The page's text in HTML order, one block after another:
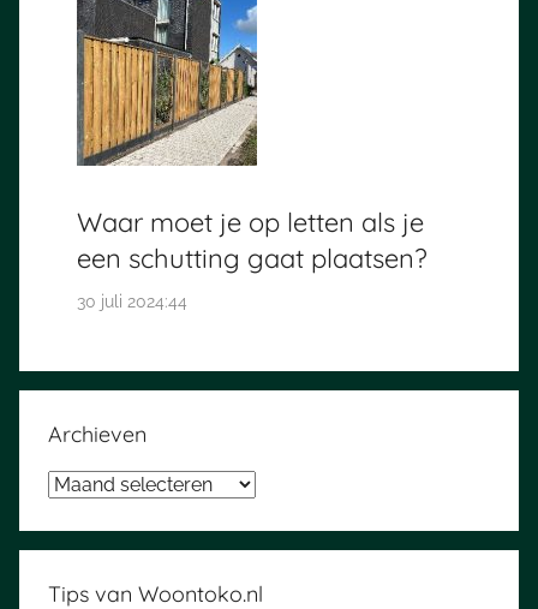
Waar moet je op letten als je
een schutting gaat plaatsen?
30 juli 2024:44
Archieven
Archieven
Tips van Woontoko.nl